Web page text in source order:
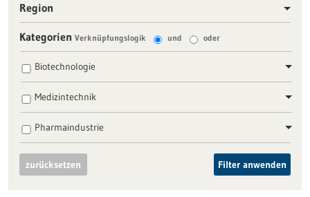
Region
Kategorien Verknüpfungslogik und oder
Biotechnologie
Medizintechnik
Pharmaindustrie
zurücksetzen Filter anwenden